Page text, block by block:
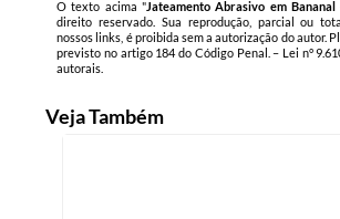
O texto acima "Jateamento Abrasivo em Bananal
direito reservado. Sua reprodução, parcial ou
nossos links, é proibida sem a autorização do autor.
previsto no artigo 184 do Código Penal. – Lei n°
autorais
Veja Também